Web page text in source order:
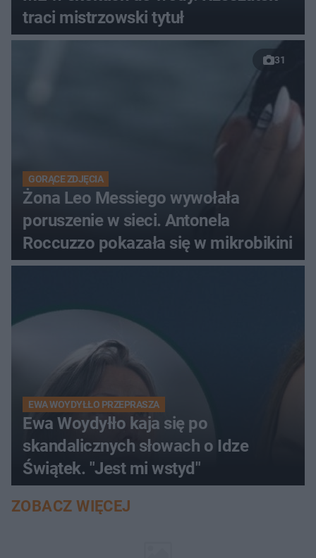
traci mistrzowski tytuł
31
GORĄCE ZDJĘCIA
Żona Leo Messiego wywołała
poruszenie w sieci. Antonela
Roccuzzo pokazała się w mikrobikini
EWA WOYDYŁŁO PRZEPRASZA
Ewa Woydyłło kaja się po
skandalicznych słowach o Idze
Świątek. "Jest mi wstyd"
ZOBACZ WIĘCEJ